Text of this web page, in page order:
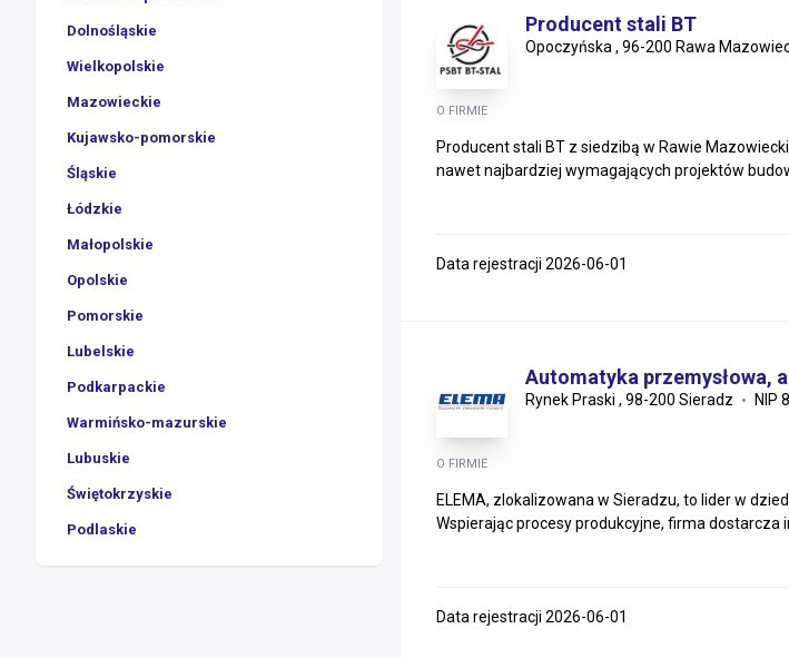
Dolnośląskie
Wielkopolskie
Mazowieckie
Kujawsko-pomorskie
Śląskie
Łódzkie
Małopolskie
Opolskie
Pomorskie
Lubelskie
Podkarpackie
Warmińsko-mazurskie
Lubuskie
Świętokrzyskie
Podlaskie
Producent stali BT
Opoczyńska , 96-200 Rawa
O FIRMIE
Producent stali BT z siedzibą w Rawie
nawet najbardziej wymagających projektów
Data rejestracji 2026-06-01
Automatyka przemysłowa,
Rynek Praski , 98-200 Sieradz NIP
O FIRMIE
ELEMA, zlokalizowana w Sieradzu, to lider w
Wspierając procesy produkcyjne, firma dostarcza
Data rejestracji 2026-06-01